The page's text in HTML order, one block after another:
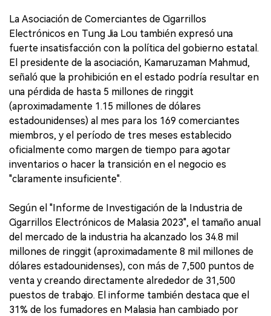
La Asociación de Comerciantes de Cigarrillos
Electrónicos en Tung Jia Lou también expresó una
fuerte insatisfacción con la política del gobierno estatal.
El presidente de la asociación, Kamaruzaman Mahmud,
señaló que la prohibición en el estado podría resultar en
una pérdida de hasta 5 millones de ringgit
(aproximadamente 1.15 millones de dólares
estadounidenses) al mes para los 169 comerciantes
miembros, y el período de tres meses establecido
oficialmente como margen de tiempo para agotar
inventarios o hacer la transición en el negocio es
"claramente insuficiente".
Según el "Informe de Investigación de la Industria de
Cigarrillos Electrónicos de Malasia 2023", el tamaño anual
del mercado de la industria ha alcanzado los 34.8 mil
millones de ringgit (aproximadamente 8 mil millones de
dólares estadounidenses), con más de 7,500 puntos de
venta y creando directamente alrededor de 31,500
puestos de trabajo. El informe también destaca que el
31% de los fumadores en Malasia han cambiado por